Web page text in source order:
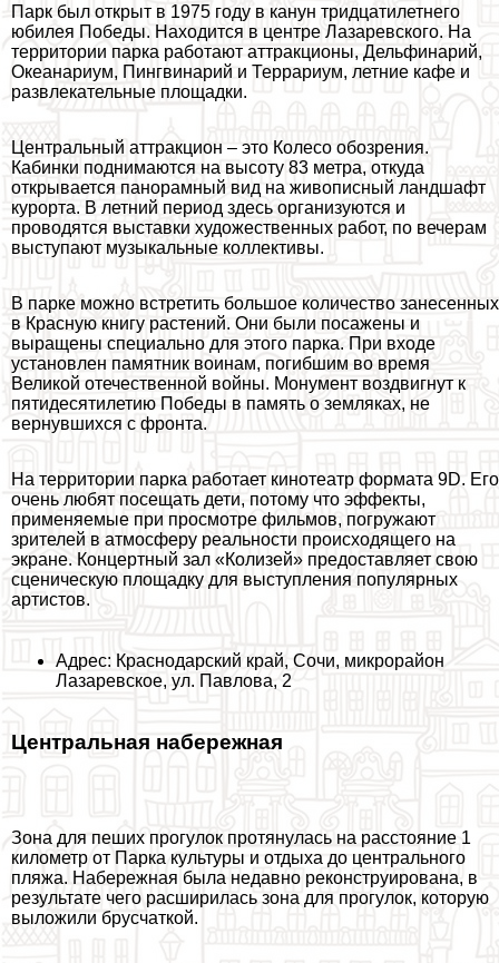
Парк был открыт в 1975 году в канун тридцатилетнего
юбилея Победы. Находится в центре Лазаревского. На
территории парка работают аттpaкционы, Дельфинарий,
Океанариум, Пингвинарий и Террариум, летние кафе и
развлекательные площадки.
Центральный аттpaкцион – это Колесо обозрения.
Кабинки поднимаются на высоту 83 метра, откуда
открывается панорамный вид на живописный ландшафт
курорта. В летний период здесь организуются и
проводятся выставки художественных работ, по вечерам
выступают музыкальные коллективы.
В парке можно встретить большое количество занесенных
в Красную книгу растений. Они были посажены и
выращены специально для этого парка. При входе
установлен памятник воинам, погибшим во время
Великой отечественной войны. Монумент воздвигнут к
пятидесятилетию Победы в память о земляках, не
вернувшихся с фронта.
На территории парка работает кинотеатр формата 9D. Его
очень любят посещать дети, потому что эффекты,
применяемые при просмотре фильмов, погружают
зрителей в атмосферу реальности происходящего на
экране. Концертный зал «Колизей» предоставляет свою
сценическую площадку для выступления популярных
артистов.
Адрес: Краснодарский край, Сочи, микрорайон
Лазаревское, ул. Павлова, 2
Центральная набережная
Зона для пеших прогулок протянулась на расстояние 1
километр от Парка культуры и отдыха до центрального
пляжа. Набережная была недавно реконструирована, в
результате чего расширилась зона для прогулок, которую
выложили брусчаткой.